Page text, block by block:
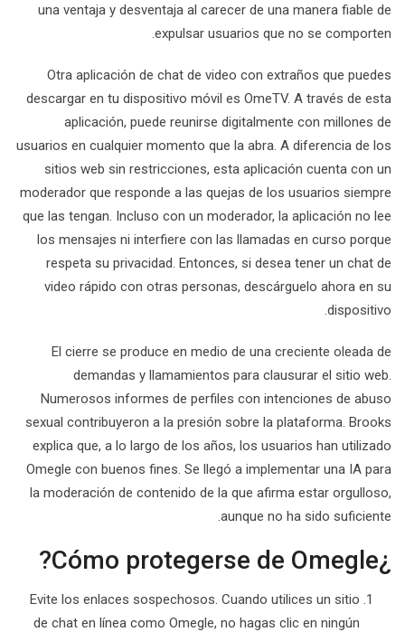
una ventaja y desventaja al carecer de una manera fiable de
expulsar usuarios que no se comporten.
Otra aplicación de chat de video con extraños que puedes
descargar en tu dispositivo móvil es OmeTV. A través de esta
aplicación, puede reunirse digitalmente con millones de
usuarios en cualquier momento que la abra. A diferencia de los
sitios web sin restricciones, esta aplicación cuenta con un
moderador que responde a las quejas de los usuarios siempre
que las tengan. Incluso con un moderador, la aplicación no lee
los mensajes ni interfiere con las llamadas en curso porque
respeta su privacidad. Entonces, si desea tener un chat de
video rápido con otras personas, descárguelo ahora en su
dispositivo.
El cierre se produce en medio de una creciente oleada de
demandas y llamamientos para clausurar el sitio web.
Numerosos informes de perfiles con intenciones de abuso
sexual contribuyeron a la presión sobre la plataforma. Brooks
explica que, a lo largo de los años, los usuarios han utilizado
Omegle con buenos fines. Se llegó a implementar una IA para
la moderación de contenido de la que afirma estar orgulloso,
aunque no ha sido suficiente.
¿Cómo protegerse de Omegle?
Evite los enlaces sospechosos. Cuando utilices un sitio
de chat en línea como Omegle, no hagas clic en ningún